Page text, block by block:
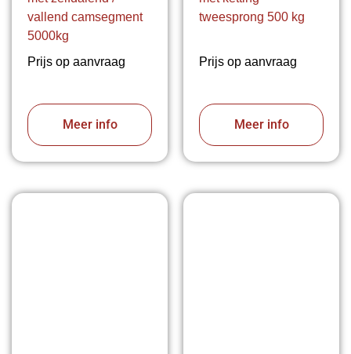
vallend camsegment
5000kg
Prijs op aanvraag
Meer info
tweesprong 500 kg
Prijs op aanvraag
Meer info